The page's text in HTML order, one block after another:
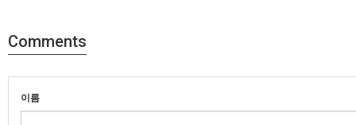
Comments
이름